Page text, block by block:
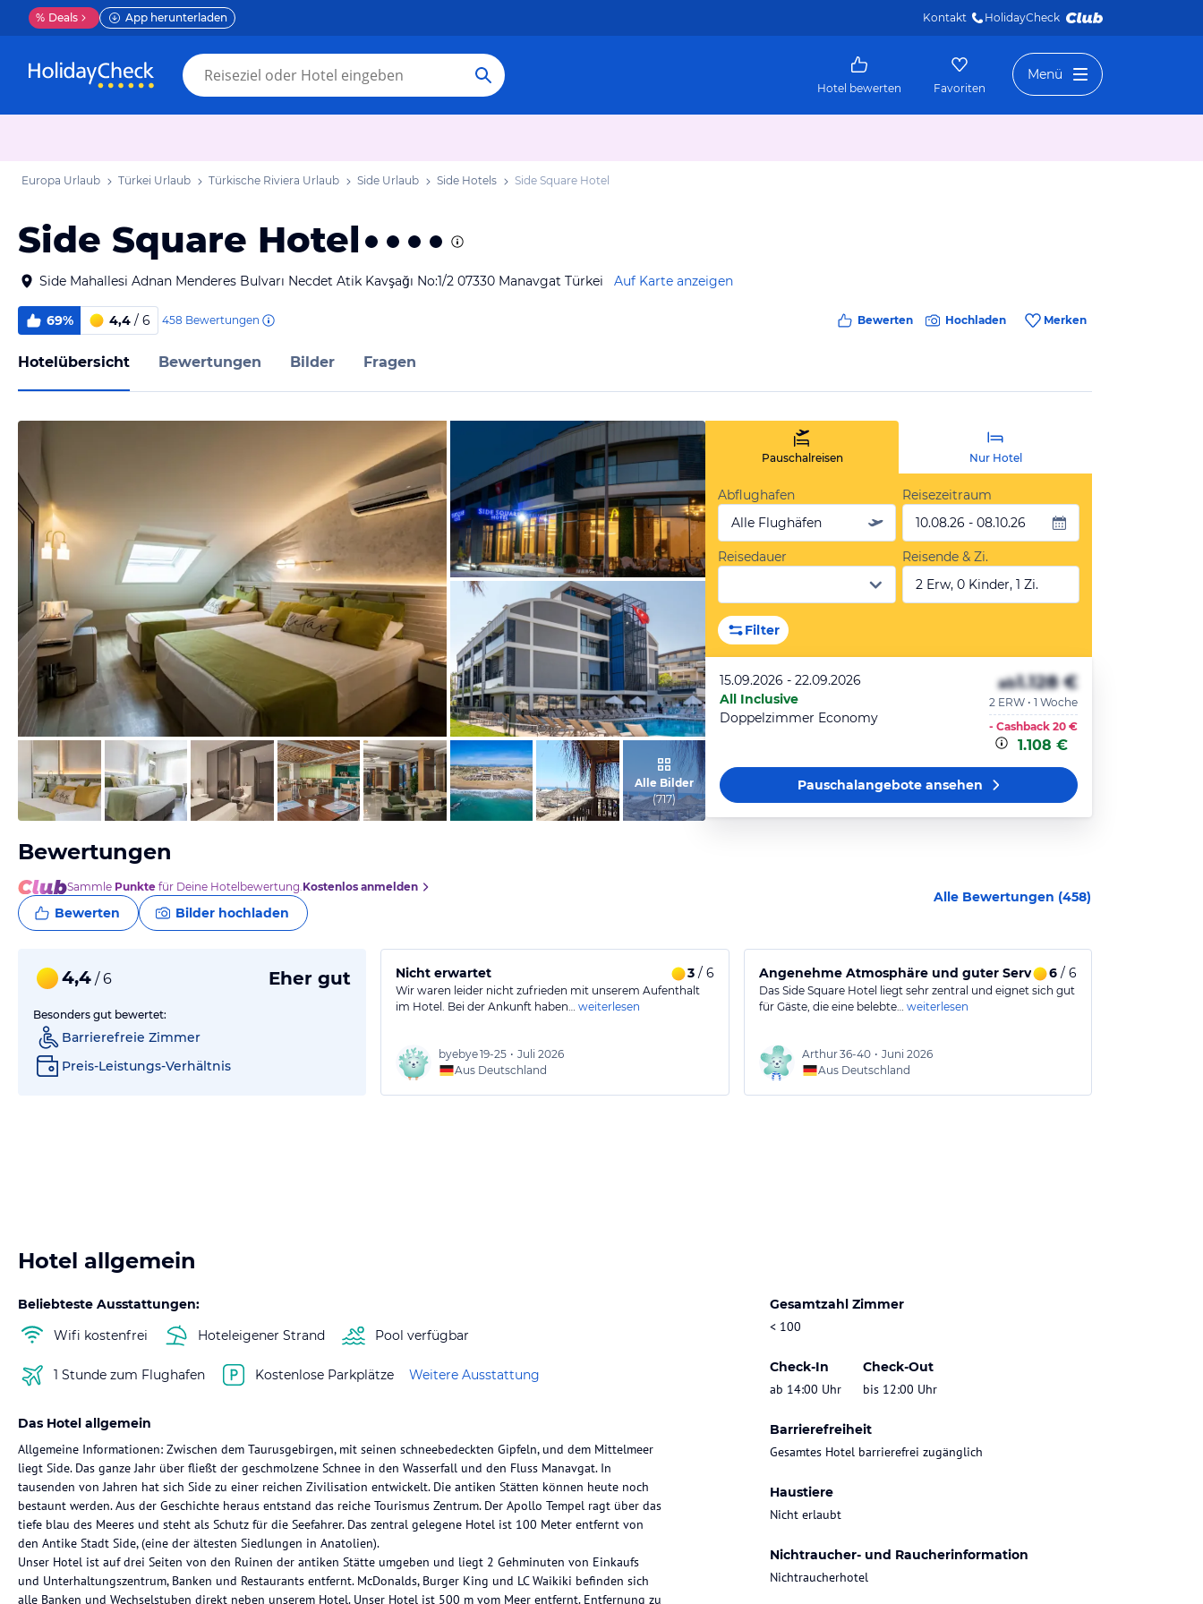
% Deals App herunterladen Kontakt HolidayCheck
Hotel bewerten Favoriten
Menü
Europa Urlaub Türkei Urlaub Türkische Riviera Urlaub Side Urlaub Side Hotels Side Square Hotel
Side Square Hotel
Side Mahallesi Adnan Menderes Bulvarı Necdet Atik Kavşağı No:1/2 07330 Manavgat Türkei Auf Karte anzeigen
69% 4,4 / 6 458 Bewertungen Bewerten Hochladen Merken
Hotelübersicht Bewertungen Bilder Fragen
vom Hotelier, August 2020
vom Hotelier, Oktober 2020
vom Hotelier, Oktober 2020
Alle Bilder
(717)
Pauschalreisen Nur Hotel
Abflughafen
Alle Flughäfen
Reisezeitraum
10.08.26 - 08.10.26
Reisedauer
Reisende & Zi.
2 Erw, 0 Kinder, 1 Zi.
Filter
15.09.2026 - 22.09.2026
All Inclusive
Doppelzimmer Economy
ab1.128 €
2 ERW • 1 Woche
- Cashback 20 €
1.108 €
Pauschalangeboteansehen
Bewertungen
Sammle Punkte für Deine Hotelbewertung.Kostenlos anmelden
Bewerten Bilder hochladen
Alle Bewertungen (458)
4,4 / 6 Eher gut
Besonders gut bewertet:
Barrierefreie Zimmer
Preis-Leistungs-Verhältnis
Nicht erwartet 3/ 6
Wir waren leider nicht zufrieden mit unserem Aufenthalt
im Hotel. Bei der Ankunft haben… weiterlesen
byebye19-25 • Juli 2026
Aus Deutschland
Angenehme Atmosphäre und guter Service am Pool
6/ 6
Das Side Square Hotel liegt sehr zentral und eignet sich gut
für Gäste, die eine belebte… weiterlesen
Arthur36-40 • Juni 2026
Aus Deutschland
Hotel allgemein
Beliebteste Ausstattungen:
Wifi kostenfrei
Hoteleigener Strand Pool verfügbar
1 Stunde zum Flughafen Kostenlose Parkplätze Weitere Ausstattung
Gesamtzahl Zimmer
< 100
Check-In
ab 14:00 Uhr
Check-Out
bis 12:00 Uhr
Barrierefreiheit
Gesamtes Hotel barrierefrei zugänglich
Haustiere
Nicht erlaubt
Nichtraucher- und Raucherinformation
Nichtraucherhotel
Das Hotel allgemein
Allgemeine Informationen: Zwischen dem Taurusgebirgen, mit seinen schneebedeckten Gipfeln, und dem Mittelmeer
liegt Side. Das ganze Jahr über fließt der geschmolzene Schnee in den Wasserfall und den Fluss Manavgat. In
tausenden von Jahren hat sich Side zu einer reichen Zivilisation entwickelt. Die antiken Stätten können heute noch
bestaunt werden. Aus der Geschichte heraus entstand das reiche Tourismus Zentrum. Der Apollo Tempel ragt über das
tiefe blau des Meeres und steht als Schutz für die Seefahrer. Das zentral gelegene Hotel ist 100 Meter entfernt von
den Antike Stadt Side, (eine der ältesten Siedlungen in Anatolien).
Unser Hotel ist auf drei Seiten von den Ruinen der antiken Stätte umgeben und liegt 2 Gehminuten von Einkaufs
und Unterhaltungszentrum, Banken und Restaurants entfernt. McDonalds, Burger King und LC Waikiki befinden sich
alle Banken und Wechselstuben direkt neben unserem Hotel. Unser Hotel ist 500 m vom Meer entfernt. Entfernung zu